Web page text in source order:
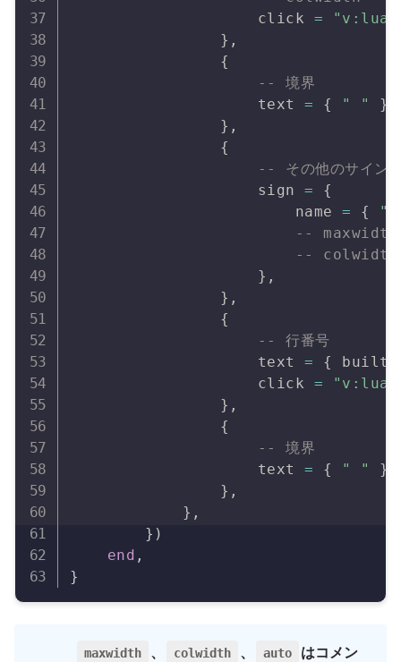
                    click
=
} ,
{
-- 境界
                    text
= { " " }
} ,
{
-- その他のサイン
                    sign
=
{
                        name
= {
--
--
} ,
} ,
{
-- 行番号
                    text
= {
                    click
=
} ,
{
-- 境界
                    text
= { " " }
} ,
} ,
} )
end ,
}
maxwidth 、 colwidth 、 auto
はコメン